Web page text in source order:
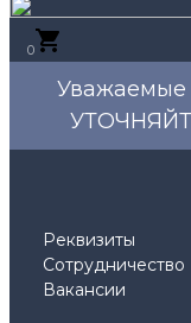
0
Уважаемые
Реквизиты
Сотрудничество
Вакансии